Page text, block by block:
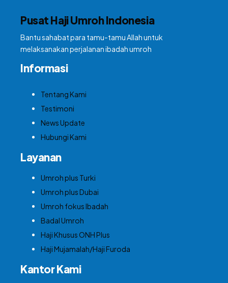
Pusat Haji Umroh Indonesia
Bantu sahabat para tamu-tamu Allah untuk
melaksanakan perjalanan ibadah umroh
Informasi
Tentang Kami
Testimoni
News Update
Hubungi Kami
Layanan
Umroh plus Turki
Umroh plus Dubai
Umroh fokus Ibadah
Badal Umroh
Haji Khusus ONH Plus
Haji Mujamalah/Haji Furoda
Kantor Kami